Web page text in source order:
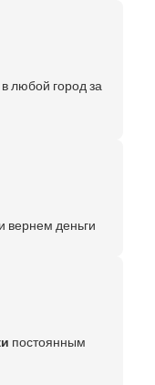
в любой город за
вернем деньги
постоянным